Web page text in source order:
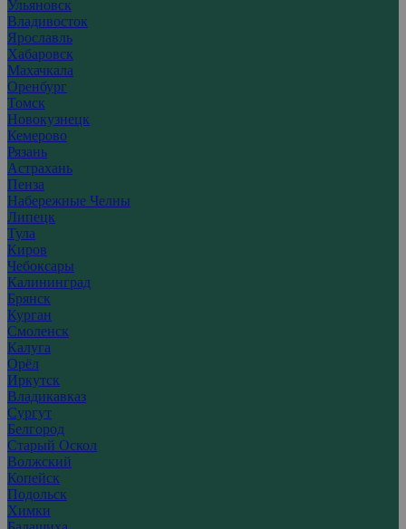
Ульяновск
Владивосток
Ярославль
Хабаровск
Махачкала
Оренбург
Томск
Новокузнецк
Кемерово
Рязань
Астрахань
Пенза
Набережные Челны
Липецк
Тула
Киров
Чебоксары
Калининград
Брянск
Курган
Смоленск
Калуга
Орёл
Иркутск
Владикавказ
Сургут
Белгород
Старый Оскол
Волжский
Копейск
Подольск
Химки